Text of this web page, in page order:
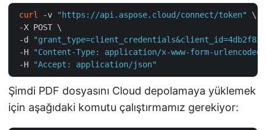
curl -v "https://api.aspose.cloud/connect/token"
\
-X POST \
-d
"grant_type=client_credentials&client_id=4db2f826-
-H
"Content-Type: application/x-www-form-urlencoded"
-H
"Accept: application/json"
Şimdi PDF dosyasını Cloud depolamaya yüklemek
için aşağıdaki komutu çalıştırmamız gerekiyor: